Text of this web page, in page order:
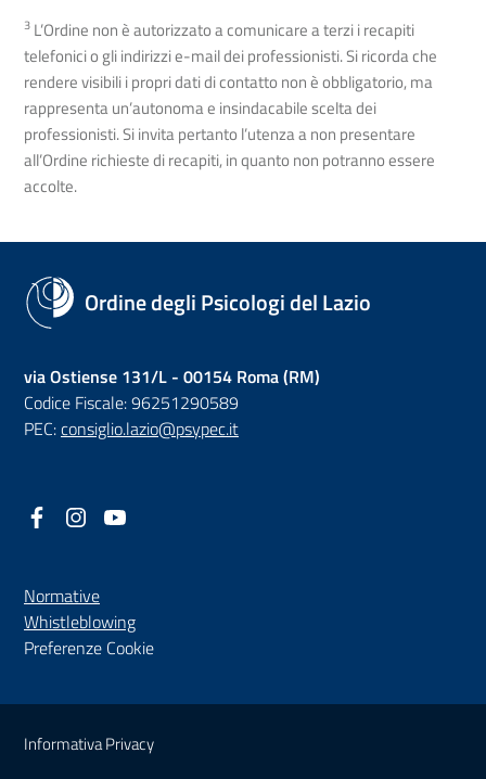
3 L’Ordine non è autorizzato a comunicare a terzi i recapiti
telefonici o gli indirizzi e-mail dei professionisti. Si ricorda che
rendere visibili i propri dati di contatto non è obbligatorio, ma
rappresenta un’autonoma e insindacabile scelta dei
professionisti. Si invita pertanto l’utenza a non presentare
all’Ordine richieste di recapiti, in quanto non potranno essere
accolte.
Ordine degli Psicologi del Lazio
via Ostiense 131/L - 00154 Roma (RM)
Codice Fiscale: 96251290589
PEC:consiglio.lazio@psypec.it
Facebook
(nuova scheda - new tab)
Instagram
(nuova scheda - new tab)
Normative
Whistleblowing(nuova scheda - new tab)
Preferenze Cookie
Sezione Link Utili
Informativa Privacy